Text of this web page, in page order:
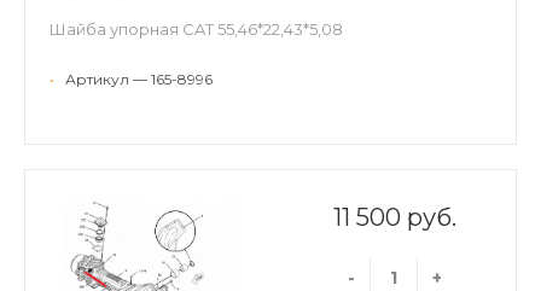
Шайба упорная CAT 55,46*22,43*5,08
• Артикул — 165-8996
11 500 руб.
- +